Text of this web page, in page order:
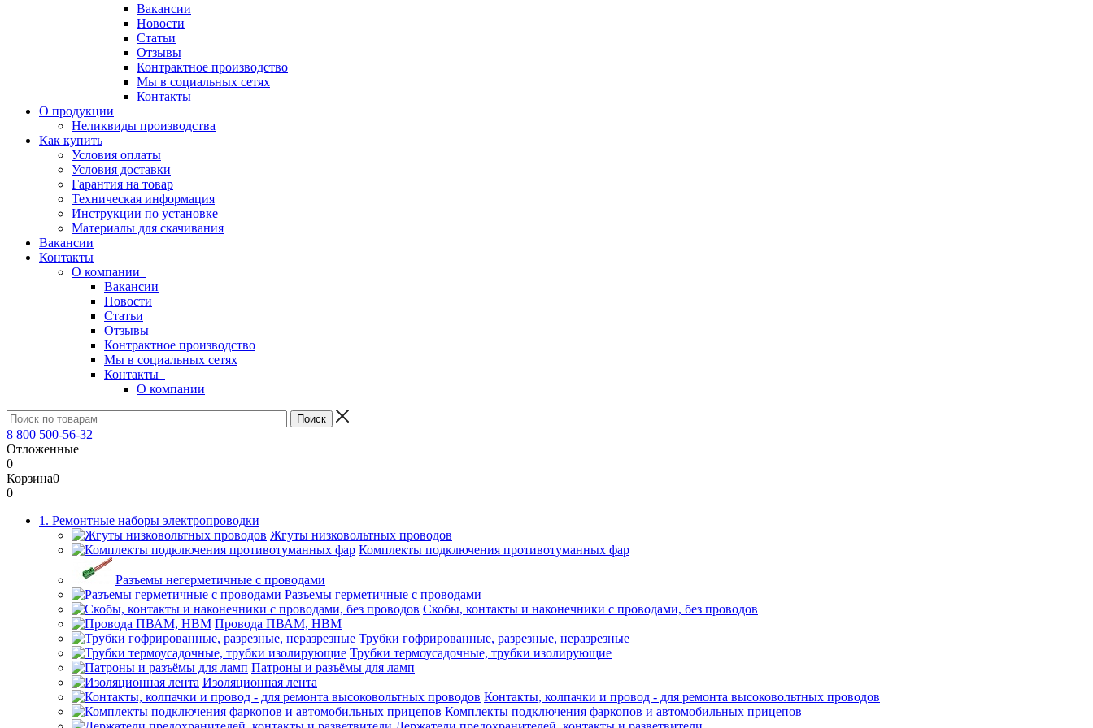
Вакансии
Новости
Статьи
Отзывы
Контрактное производство
Мы в социальных сетях
Контакты
О продукции
Неликвиды производства
Как купить
Условия оплаты
Условия доставки
Гарантия на товар
Техническая информация
Инструкции по установке
Материалы для скачивания
Вакансии
Контакты
О компании
Вакансии
Новости
Статьи
Отзывы
Контрактное производство
Мы в социальных сетях
Контакты
О компании
8 800 500-56-32
Отложенные
0
Корзина0
0
1. Ремонтные наборы электропроводки
Жгуты низковольтных проводов
Комплекты подключения противотуманных фар
Разъемы негерметичные с проводами
Разъемы герметичные с проводами
Скобы, контакты и наконечники с проводами, без проводов
Провода ПВАМ, НВМ
Трубки гофрированные, разрезные, неразрезные
Трубки термоусадочные, трубки изолирующие
Патроны и разъёмы для ламп
Изоляционная лента
Контакты, колпачки и провод - для ремонта высоковольтных проводов
Комплекты подключения фаркопов и автомобильных прицепов